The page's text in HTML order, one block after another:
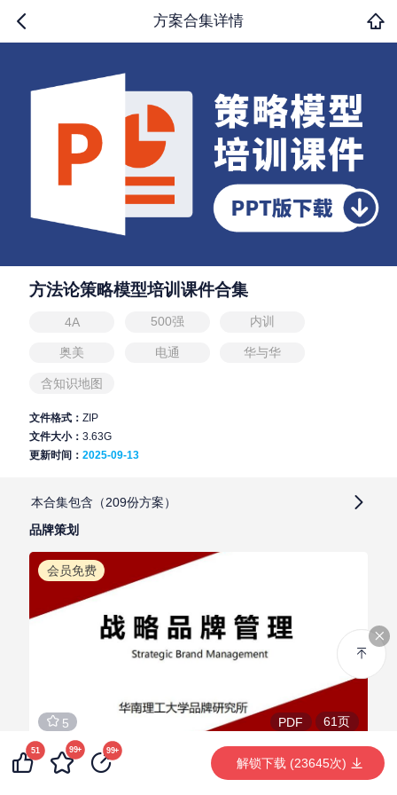
方案合集详情
方法论策略模型培训课件合集
4A 500强 内训
奥美 电通 华与华
含知识地图
文件格式：ZIP
文件大小：3.63G
更新时间：2025-09-13
本合集包含（209份方案）
品牌策划
品牌策划
会员免费
5 PDF 61页
战略品牌管理手册
51 99+ 99+
解锁下载 (23645次)